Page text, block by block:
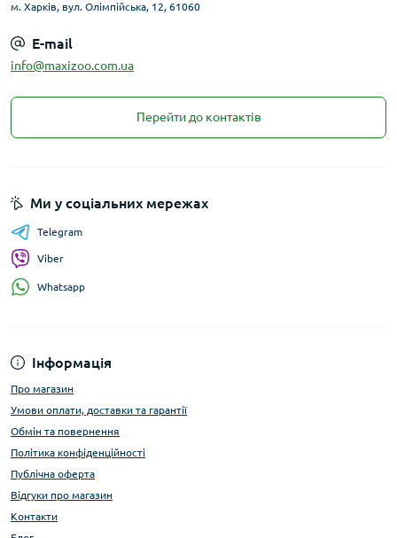
м. Харків, вул. Олімпійська, 12, 61060
E-mail
info@maxizoo.com.ua
Перейти до контактів
Інформація
Про магазин
Умови оплати, доставки та гарантії
Обмін та повернення
Політика конфіденційності
Публічна оферта
Відгуки про магазин
Контакти
Ми у соціальних мережах
Telegram
Viber
Whatsapp